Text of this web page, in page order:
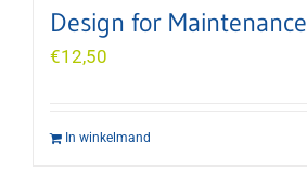
Design for Maintenance
€12,50
In winkelmand